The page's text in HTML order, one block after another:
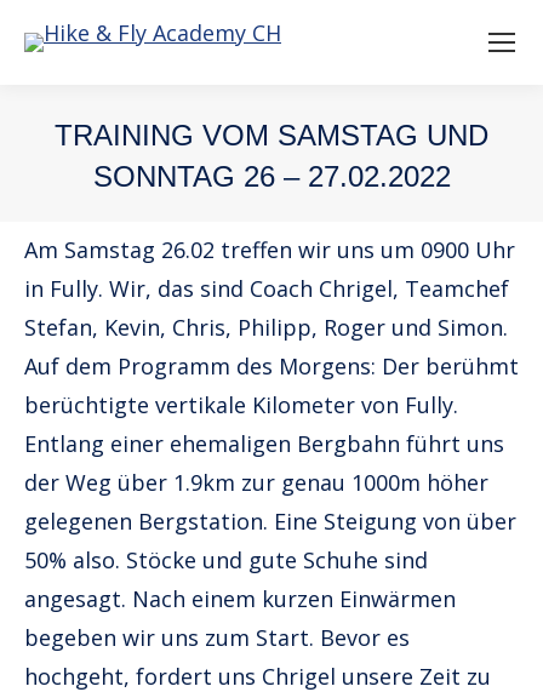
TRAINING VOM SAMSTAG UND
SONNTAG 26 – 27.02.2022
Am Samstag 26.02 treffen wir uns um 0900 Uhr
in Fully. Wir, das sind Coach Chrigel, Teamchef
Stefan, Kevin, Chris, Philipp, Roger und Simon.
Auf dem Programm des Morgens: Der berühmt
berüchtigte vertikale Kilometer von Fully.
Entlang einer ehemaligen Bergbahn führt uns
der Weg über 1.9km zur genau 1000m höher
gelegenen Bergstation. Eine Steigung von über
50% also. Stöcke und gute Schuhe sind
angesagt. Nach einem kurzen Einwärmen
begeben wir uns zum Start. Bevor es
hochgeht, fordert uns Chrigel unsere Zeit zu